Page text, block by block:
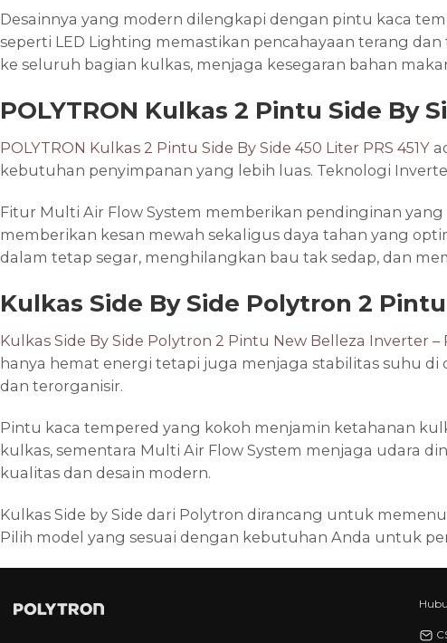
Desainnya yang modern dilengkapi dengan pintu kaca
seperti LED Lighting memastikan pencahayaan terang
ke seluruh bagian kulkas, menjaga kesegaran bahan
POLYTRON Kulkas 2 Pintu Side By
POLYTRON Kulkas 2 Pintu Side By Side 450 Liter PRS 451Y
kebutuhan penyimpanan yang lebih luas. Teknologi
Fitur Multi Air Flow System memberikan pendinginan
memberikan kesan mewah sekaligus daya tahan yang
dalam tetap segar, menghilangkan bau tak sedap, dan
Kulkas Side By Side Polytron 2
Kulkas Side By Side Polytron 2 Pintu New Belleza Inverter –
hanya hemat energi tetapi juga menjaga stabilitas suhu
dan terorganisir.
Pintu kaca tempered yang kokoh menjamin ketahanan
kulkas, sementara Multi Air Flow System menjaga udara
kualitas dan desain modern.
Kulkas Side by Side dari Polytron dirancang untuk
Pilih model yang sesuai dengan kebutuhan Anda untuk